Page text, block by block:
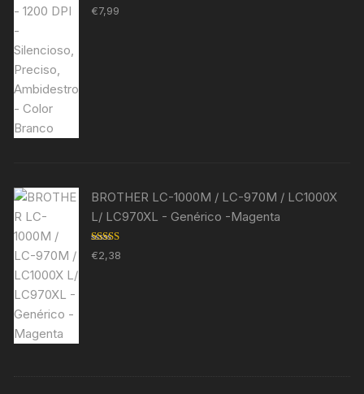
Avaliação
5.00de 5
€7,99
BROTHER LC-1000M / LC-970M / LC1000X
L/ LC970XL - Genérico -Magenta
Avaliação
5.00de 5
€2,38